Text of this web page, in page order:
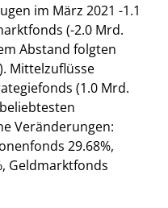
im März 2021 -1.1
(-2.0 Mrd.
Abstand folgten
Mittelzuflüsse
(1.0 Mrd.
Veränderungen:
29.68%,
Geldmarktfonds